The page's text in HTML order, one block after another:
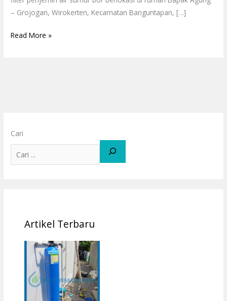
– Grojogan, Wirokerten, Kecamatan Banguntapan, […]
Read More »
Cari
Artikel Terbaru